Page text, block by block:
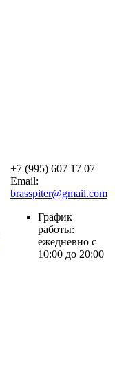
+7 (995) 607 17 07
Email:
brasspiter@gmail.com
График
работы:
ежедневно с
10:00 до 20:00